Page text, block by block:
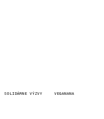
SOLIDÁRNE VÝZVY VEGANANA